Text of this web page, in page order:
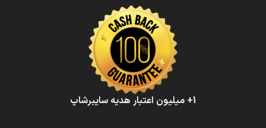
1+ میلیون اعتبار هدیه سایبرشاپ